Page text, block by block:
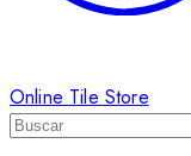
Online Tile Store